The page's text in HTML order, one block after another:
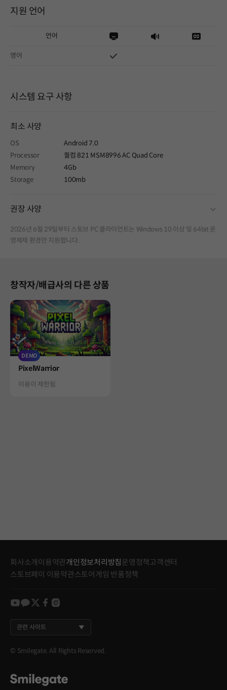
지원 언어
언어
영어
시스템 요구 사항
최소 사양
OS
Android 7.0
Processor
퀄컴 821 MSM8996 AC Quad Core
Memory
4Gb
Storage
100mb
권장 사양
2026년 6월 29일부터 스토브 PC 클라이언트는 Windows 10 이상 및 64bit 운
영체제 환경만 지원합니다.
창작자/배급사의 다른 상품
DEMO
Product
PixelWarrior
Status
이용이 제한됨
회사소개 이용약관개인정보처리방침 운영정책고객센터
스토브페이 이용약관스토어게임 반품정책
youtube
kakao
twitter
facebook
instagram
관련 사이트
© Smilegate. All Rights Reserved.